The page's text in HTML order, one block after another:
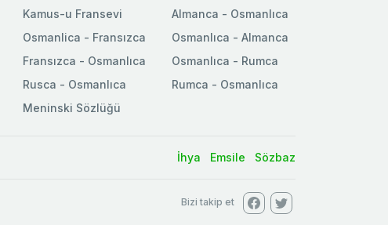
Kamus-u Fransevi
Osmanlica - Fransızca
Fransızca - Osmanlıca
Rusca - Osmanlıca
Meninski Sözlüğü
Almanca - Osmanlıca
Osmanlıca - Almanca
Osmanlıca - Rumca
Rumca - Osmanlıca
İhya Emsile Sözbaz
Bizi takip et